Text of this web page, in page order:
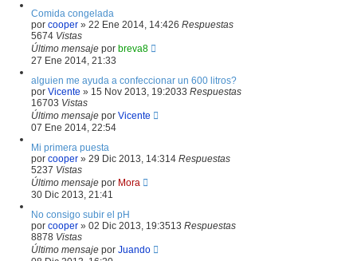
Comida congelada
por cooper » 22 Ene 2014, 14:426 Respuestas
5674 Vistas
Último mensaje por breva8
27 Ene 2014, 21:33
alguien me ayuda a confeccionar un 600 litros?
por Vicente » 15 Nov 2013, 19:2033 Respuestas
16703 Vistas
Último mensaje por Vicente
07 Ene 2014, 22:54
Mi primera puesta
por cooper » 29 Dic 2013, 14:31 4 Respuestas
5237 Vistas
Último mensaje por Mora
30 Dic 2013, 21:41
No consigo subir el pH
por cooper » 02 Dic 2013, 19:3513 Respuestas
8878 Vistas
Último mensaje por Juando